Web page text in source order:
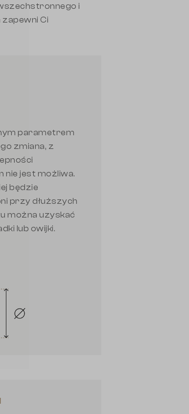
i
Ci
parametrem
zmiana, z
nie jest możliwa.
będzie
przy dłuższych
można uzyskać
lub owijki.